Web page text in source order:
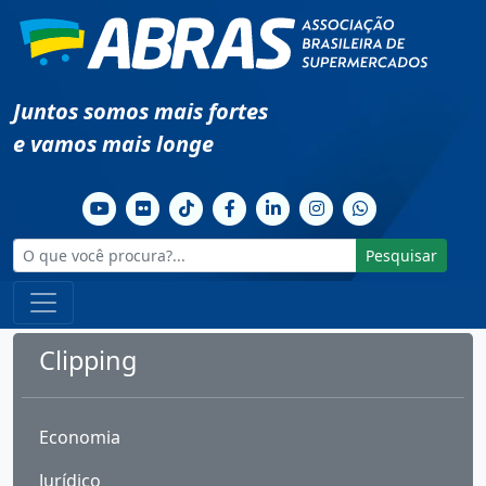
Juntos somos mais fortes
e vamos mais longe
Pesquisar
Clipping
Economia
Jurídico